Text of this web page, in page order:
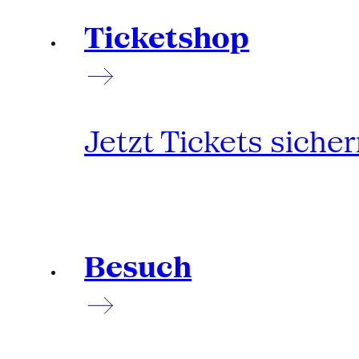
Ticketshop
Jetzt Tickets
Besuch